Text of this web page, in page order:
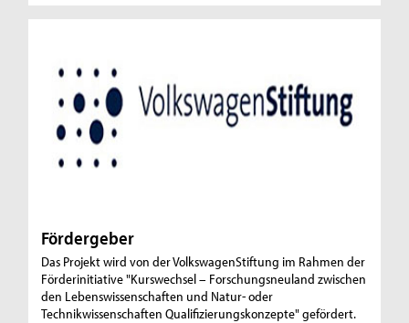
Fördergeber
Das Projekt wird von der VolkswagenStiftung im Rahmen der
Förderinitiative "Kurswechsel – Forschungsneuland zwischen
den Lebenswissenschaften und Natur- oder
Technikwissenschaften Qualifizierungskonzepte" gefördert.